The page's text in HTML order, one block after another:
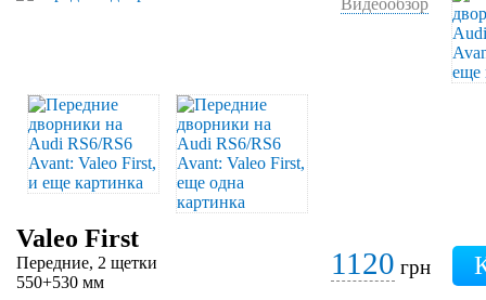
Видеообзор
Valeo First
Передние, 2 щетки
550+530 мм
1120 грн